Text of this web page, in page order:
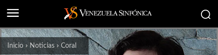
Inicio Noticias Coral